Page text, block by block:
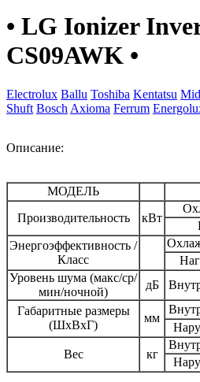
• LG Ionizer
CS09AWK •
Electrolux Ballu Toshiba Kentatsu
Shuft Bosch Axioma Ferrum
Описание:
МОДЕЛЬ
Производительность
кВт
Энергоэффективность /
Класс
Уровень шума (макс/ср/
мин/ночной)
дБ
Габаритные размеры
(ШхВхГ)
мм
Вес
кг